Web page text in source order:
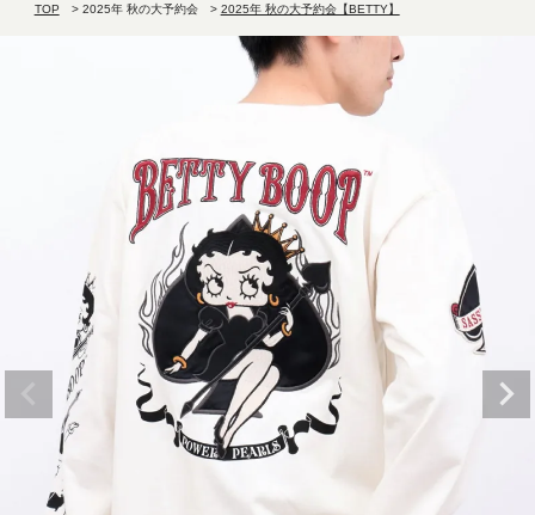
TOP
2025年 秋の大予約会 2025年 秋の大予約会【BETTY】